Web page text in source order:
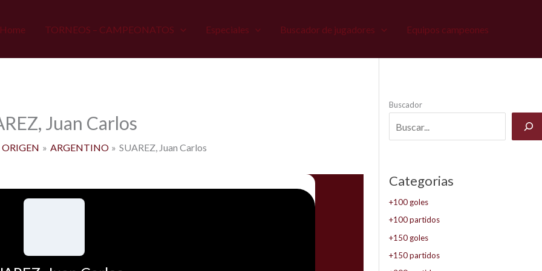
Home TORNEOS – CAMPEONATOS Especiales Buscador de jugadores Equipos campeones
Juan Carlos
ORIGEN ARGENTINO SUAREZ, Juan Carlos
Buscador
Categorias
+100 goles
+100 partidos
+150 goles
+150 partidos